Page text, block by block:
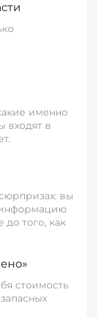
именно
входят в
вы
того, как
стоимость